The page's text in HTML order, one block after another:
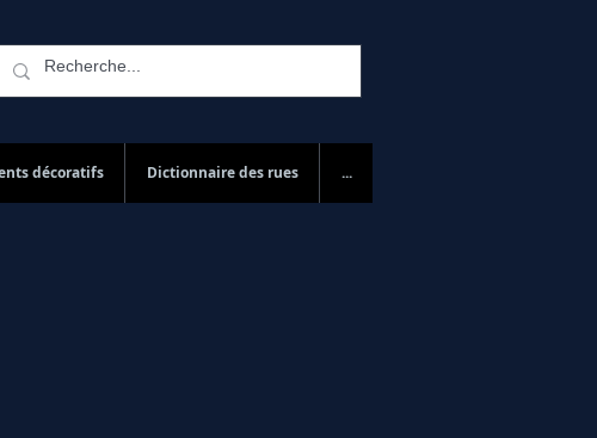
décoratifs Dictionnaire des rues ...